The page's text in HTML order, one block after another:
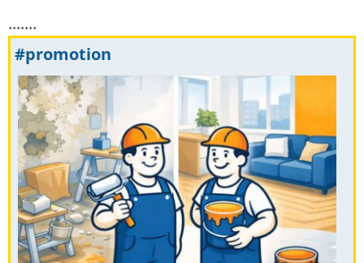
.......
#promotion